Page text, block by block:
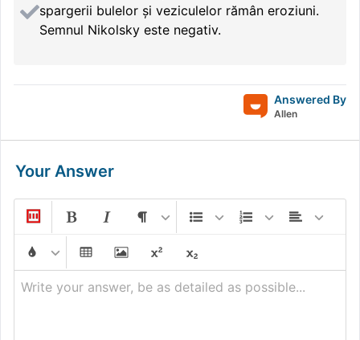
spargerii bulelor și veziculelor rămân eroziuni.
Semnul Nikolsky este negativ.
Answered By
Allen
Your Answer
Write your answer, be as detailed as possible...